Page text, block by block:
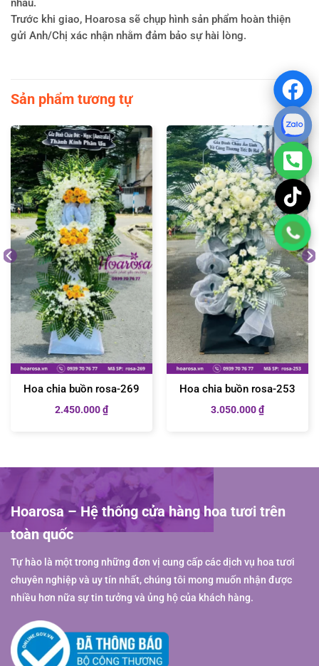
nhau.
Trước khi giao, Hoarosa sẽ chụp hình sản phẩm hoàn thiện
gửi Anh/Chị xác nhận nhằm đảm bảo sự hài lòng.
Sản phẩm tương tự
Hoa chia buồn rosa-269
2.450.000₫
Hoa chia buồn rosa-253
3.050.000₫
Hoarosa – Hệ thống cửa hàng hoa tươi trên
toàn quốc
Tự hào là một trong những đơn vị cung cấp các dịch vụ hoa tươi
chuyên nghiệp và uy tín nhất, chúng tôi mong muốn nhận được
nhiều hơn nữa sự tin tưởng và ủng hộ của khách hàng.